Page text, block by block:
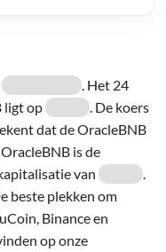
. Het 24
ligt op
. De koers
dat de OracleBNB
OracleBNB is de
van
.
beste plekken om
Binance en
op onze